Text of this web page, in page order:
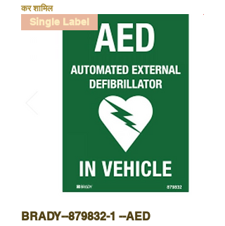
कर शामिल
Single Label
BRADY--879832-1 --AED